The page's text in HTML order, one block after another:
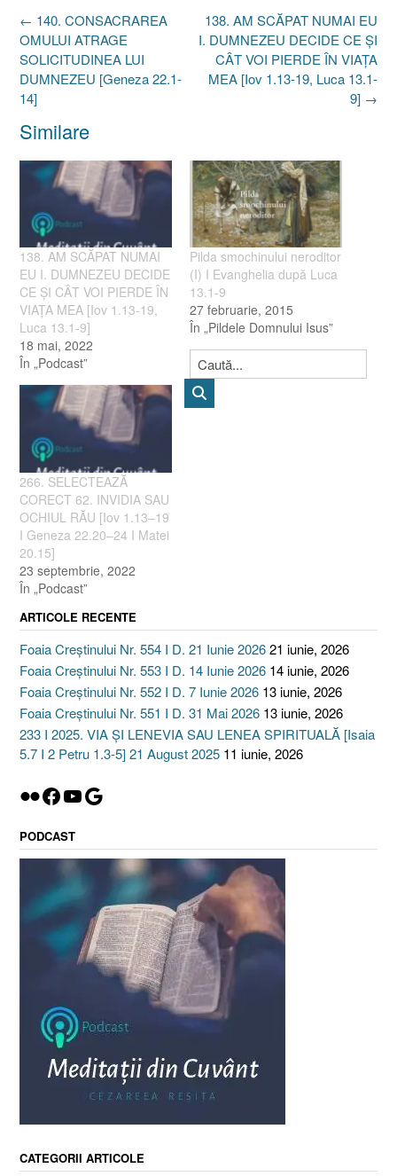
Post
navigation
138. AM SCĂPAT NUMAI EU
I. DUMNEZEU DECIDE CE ŞI
CÂT VOI PIERDE ÎN VIAŢA
MEA [Iov 1.13-19, Luca 13.1-
9] →
← 140. CONSACRAREA
OMULUI ATRAGE
SOLICITUDINEA LUI
DUMNEZEU [Geneza 22.1-
14]
Similare
138. AM SCĂPAT NUMAI
EU I. DUMNEZEU DECIDE
CE ŞI CÂT VOI PIERDE ÎN
VIAŢA MEA [Iov 1.13-19,
Luca 13.1-9]
18 mai, 2022
În „Podcast”
Pilda smochinului neroditor
(I) I Evanghelia după Luca
13.1-9
27 februarie, 2015
În „Pildele Domnului Isus”
266. SELECTEAZĂ
CORECT 62. INVIDIA SAU
OCHIUL RĂU [Iov 1.13–19
I Geneza 22.20–24 I Matei
20.15]
23 septembrie, 2022
În „Podcast”
ARTICOLE RECENTE
Foaia Creștinului Nr. 554 I D. 21 Iunie 202621 iunie, 2026
Foaia Creștinului Nr. 553 I D. 14 Iunie 2026 14 iunie, 2026
Foaia Creștinului Nr. 552 I D. 7 Iunie 2026 13 iunie, 2026
Foaia Creștinului Nr. 551 I D. 31 Mai 2026 13 iunie, 2026
233 I 2025. VIA ȘI LENEVIA SAU LENEA SPIRITUALĂ [Isaia
5.7 I 2 Petru 1.3-5] 21 August 2025 11 iunie, 2026
Flickr
Facebook
YouTube
Google
PODCAST
CATEGORII ARTICOLE